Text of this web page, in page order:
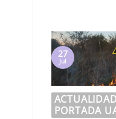
PORTADA
27
Jul